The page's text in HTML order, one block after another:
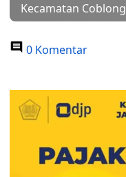
Kecamatan Coblong
0 Komentar